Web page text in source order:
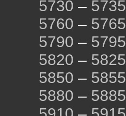
5730 – 5735
5760 – 5765
5790 – 5795
5820 – 5825
5850 – 5855
5880 – 5885